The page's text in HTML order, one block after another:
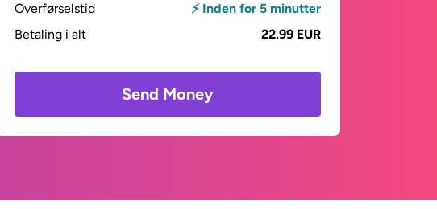
Overførselstid
⚡ Inden for 5 minutter
Betaling i alt
22.99 EUR
Send Money